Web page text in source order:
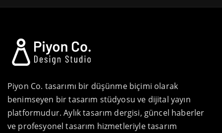
Piyon Co. tasarımı bir düşünme biçimi olarak
benimseyen bir tasarım stüdyosu ve dijital yayın
platformudur. Aylık tasarım dergisi, güncel haberler
ve profesyonel tasarım hizmetleriyle tasarım